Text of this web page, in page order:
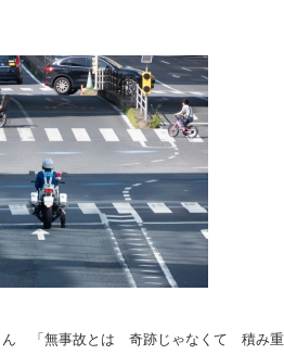
ん 「無事故とは 奇跡じゃなくて 積み